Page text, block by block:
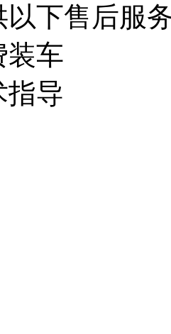
以下售后服
装车
指导